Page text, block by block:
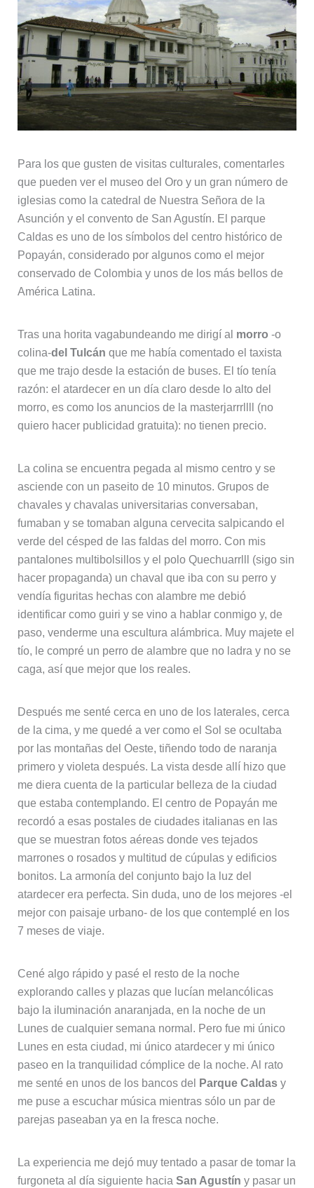
Para los que gusten de visitas culturales, comentarles
que pueden ver el museo del Oro y un gran número de
iglesias como la catedral de Nuestra Señora de la
Asunción y el convento de San Agustín. El parque
Caldas es uno de los símbolos del centro histórico de
Popayán, considerado por algunos como el mejor
conservado de Colombia y unos de los más bellos de
América Latina.
Tras una horita vagabundeando me dirigí al morro -o
colina-del Tulcán que me había comentado el taxista
que me trajo desde la estación de buses. El tío tenía
razón: el atardecer en un día claro desde lo alto del
morro, es como los anuncios de la masterjarrrllll (no
quiero hacer publicidad gratuita): no tienen precio.
La colina se encuentra pegada al mismo centro y se
asciende con un paseito de 10 minutos. Grupos de
chavales y chavalas universitarias conversaban,
fumaban y se tomaban alguna cervecita salpicando el
verde del césped de las faldas del morro. Con mis
pantalones multibolsillos y el polo Quechuarrlll (sigo sin
hacer propaganda) un chaval que iba con su perro y
vendía figuritas hechas con alambre me debió
identificar como guiri y se vino a hablar conmigo y, de
paso, venderme una escultura alámbrica. Muy majete el
tío, le compré un perro de alambre que no ladra y no se
caga, así que mejor que los reales.
Después me senté cerca en uno de los laterales, cerca
de la cima, y me quedé a ver como el Sol se ocultaba
por las montañas del Oeste, tiñendo todo de naranja
primero y violeta después. La vista desde allí hizo que
me diera cuenta de la particular belleza de la ciudad
que estaba contemplando. El centro de Popayán me
recordó a esas postales de ciudades italianas en las
que se muestran fotos aéreas donde ves tejados
marrones o rosados y multitud de cúpulas y edificios
bonitos. La armonía del conjunto bajo la luz del
atardecer era perfecta. Sin duda, uno de los mejores -el
mejor con paisaje urbano- de los que contemplé en los
7 meses de viaje.
Cené algo rápido y pasé el resto de la noche
explorando calles y plazas que lucían melancólicas
bajo la iluminación anaranjada, en la noche de un
Lunes de cualquier semana normal. Pero fue mi único
Lunes en esta ciudad, mi único atardecer y mi único
paseo en la tranquilidad cómplice de la noche. Al rato
me senté en unos de los bancos del
Parque Caldasy
me puse a escuchar música mientras sólo un par de
parejas paseaban ya en la fresca noche.
La experiencia me dejó muy tentado a pasar de tomar la
furgoneta al día siguiente hacia San Agustín y pasar un